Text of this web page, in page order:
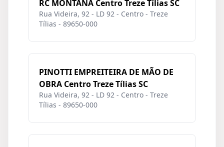
RC MONTANA Centro Treze Tílias SC
Rua Videira, 92 - LD 92 - Centro - Treze
Tílias - 89650-000
PINOTTI EMPREITEIRA DE MÃO DE
OBRA Centro Treze Tílias SC
Rua Videira, 92 - LD 92 - Centro - Treze
Tílias - 89650-000